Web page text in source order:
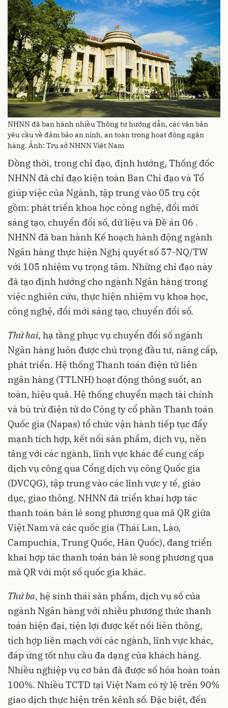
NHNN đã ban hành nhiều Thông tư hướng dẫn, các văn bản
yêu cầu về đảm bảo an ninh, an toàn trong hoạt động ngân
hàng. Ảnh: Trụ sở NHNN Việt Nam
Đồng thời, trong chỉ đạo, định hướng, Thống đốc
NHNN đã chỉ đạo kiện toàn Ban Chỉ đạo và Tổ
giúp việc của Ngành, tập trung vào 05 trụ cột
gồm: phát triển khoa học công nghệ, đổi mới
sáng tạo, chuyển đổi số, dữ liệu và Đề án 06 .
NHNN đã ban hành Kế hoạch hành động ngành
Ngân hàng thực hiện Nghị quyết số 57-NQ/TW
với 105 nhiệm vụ trọng tâm. Những chỉ đạo này
đã tạo định hướng cho ngành Ngân hàng trong
việc nghiên cứu, thực hiện nhiệm vụ khoa học,
công nghệ, đổi mới sáng tạo, chuyển đổi số.
Thứ hai, hạ tầng phục vụ chuyển đổi số ngành
Ngân hàng luôn được chú trọng đầu tư, nâng cấp,
phát triển. Hệ thống Thanh toán điện tử liên
ngân hàng (TTLNH) hoạt động thông suốt, an
toàn, hiệu quả. Hệ thống chuyển mạch tài chính
và bù trừ điện tử do Công ty cổ phần Thanh toán
Quốc gia (Napas) tổ chức vận hành tiếp tục đẩy
mạnh tích hợp, kết nối sản phẩm, dịch vụ, nền
tảng với các ngành, lĩnh vực khác để cung cấp
dịch vụ công qua Cổng dịch vụ công Quốc gia
(DVCQG), tập trung vào các lĩnh vực y tế, giáo
dục, giao thông. NHNN đã triển khai hợp tác
thanh toán bán lẻ song phương qua mã QR giữa
Việt Nam và các quốc gia (Thái Lan, Lào,
Campuchia, Trung Quốc, Hàn Quốc), đang triển
khai hợp tác thanh toán bán lẻ song phương qua
mã QR với một số quốc gia khác.
Thứ ba, hệ sinh thái sản phẩm, dịch vụ số của
ngành Ngân hàng với nhiều phương thức thanh
toán hiện đại, tiện lợi được kết nối liên thông,
tích hợp liền mạch với các ngành, lĩnh vực khác,
đáp ứng tốt nhu cầu đa dạng của khách hàng.
Nhiều nghiệp vụ cơ bản đã được số hóa hoàn toàn
100%. Nhiều TCTD tại Việt Nam có tỷ lệ trên 90%
giao dịch thực hiện trên kênh số. Đặc biệt, đến